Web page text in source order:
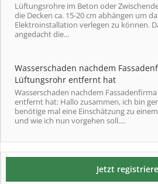
Lüftungsrohre im Beton oder
die Decken ca. 15-20 cm abhängen um
Elektroinstallation verlegen zu können.
angedacht die...
Wasserschaden nachdem
Lüftungsrohr entfernt hat
Wasserschaden nachdem
entfernt hat: Hallo zusammen, ich bin
benötige mal eine Einschätzung zu
und wie ich nun vorgehen soll....
Jetzt